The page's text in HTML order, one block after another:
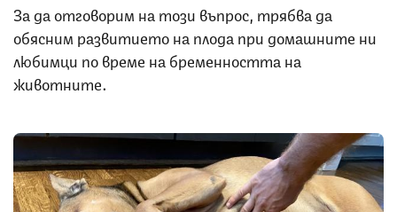
За да отговорим на този въпрос, трябва да
обясним развитието на плода при домашните ни
любимци по време на бременността на
животните.